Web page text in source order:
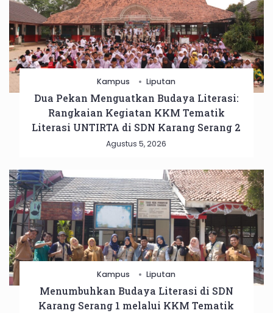
Kampus Liputan
Dua Pekan Menguatkan Budaya Literasi:
Rangkaian Kegiatan KKM Tematik
Literasi UNTIRTA di SDN Karang Serang 2
Agustus 5, 2026
Kampus Liputan
Menumbuhkan Budaya Literasi di SDN
Karang Serang 1 melalui KKM Tematik